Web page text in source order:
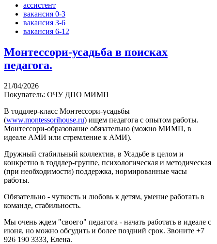
ассистент
вакансия 0-3
вакансия 3-6
вакансия 6-12
Монтессори-усадьба в поисках
педагога.
21/04/2026
Покупатель: ОЧУ ДПО МИМП
В тоддлер-класс Монтессори-усадьбы
(www.montessorihouse.ru) ищем педагога с опытом работы.
Монтессори-образование обязательно (можно МИМП, в
идеале АМИ или стремление к АМИ).
Дружный стабильный коллектив, в Усадьбе в целом и
конкретно в тоддлер-группе, психологическая и методическая
(при необходимости) поддержка, нормированные часы
работы.
Обязательно - чуткость и любовь к детям, умение работать в
команде, стабильность.
Мы очень ждем "своего" педагога - начать работать в идеале с
июня, но можно обсудить и более поздний срок. Звоните +7
926 190 3333, Елена.